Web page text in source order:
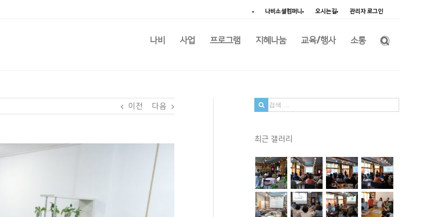
나비소셜컴퍼니 오시는길 관리자 로그인
나비 사업 프로그램 지혜나눔 교육/행사 소통
이전 다음
검
최근 갤러리